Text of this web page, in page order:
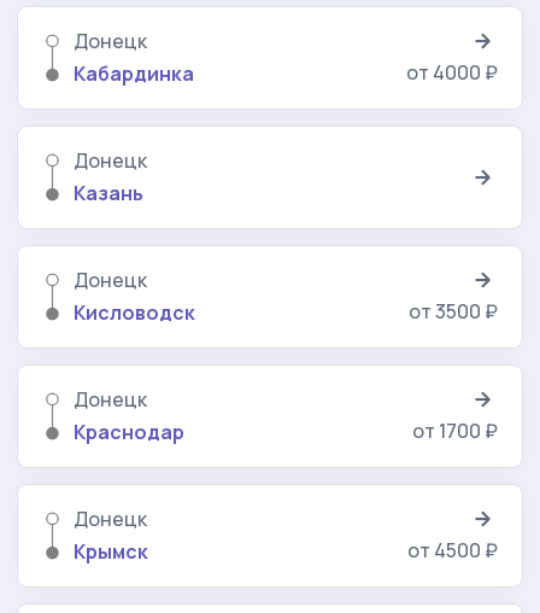
Донецк
Кабардинка
от 4000 ₽
Донецк
Казань
Донецк
Кисловодск
от 3500 ₽
Донецк
Краснодар
от 1700 ₽
Донецк
Крымск
от 4500 ₽